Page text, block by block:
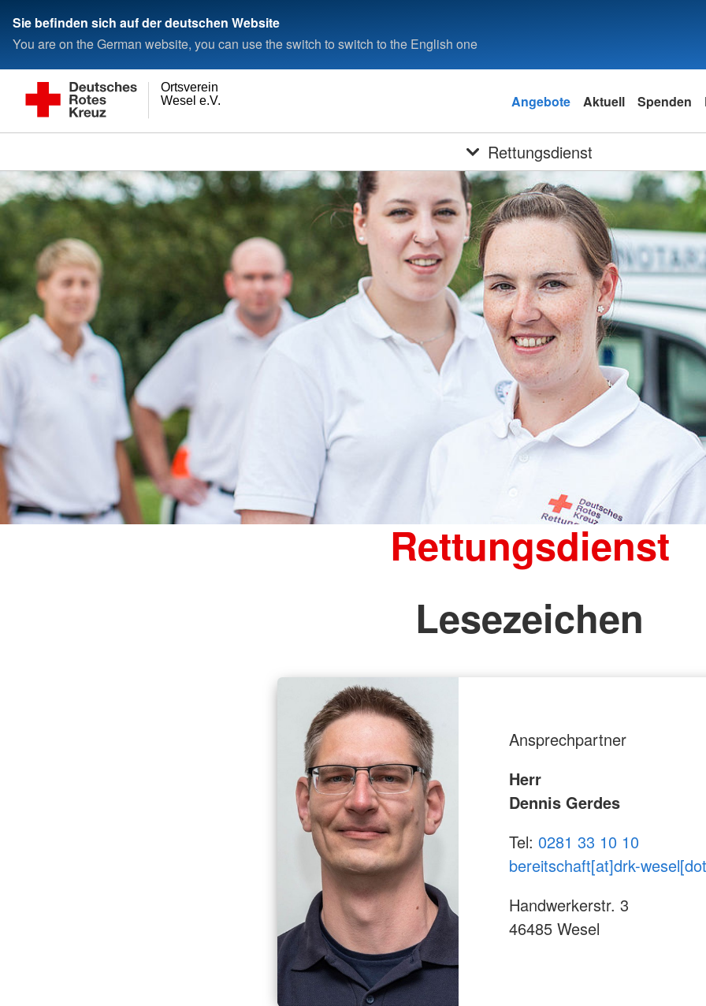
Sie befinden sich auf der deutschen Website
You are on the German website, you can use the switch to switch to the English one
Wesel e.V.
Ortsverein
Angebote Aktuell Spenden
Rettungsdienst
Rettungsdienst
Lesezeichen
Ansprechpartner
Herr
Dennis Gerdes
Tel: 0281 33 10 10
bereitschaft[at]drk-
Handwerkerstr. 3
46485 Wesel